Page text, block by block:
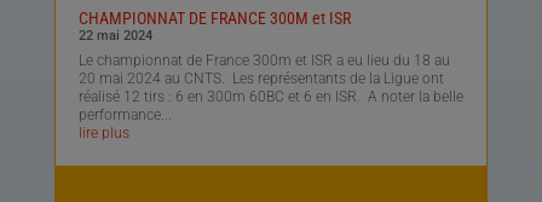
CHAMPIONNAT DE FRANCE 300M et ISR
22 mai 2024
Le championnat de France 300m et ISR a eu lieu du 18 au
20 mai 2024 au CNTS. Les représentants de la Ligue ont
réalisé 12 tirs : 6 en 300m 60BC et 6 en ISR. A noter la belle
performance...
lire plus